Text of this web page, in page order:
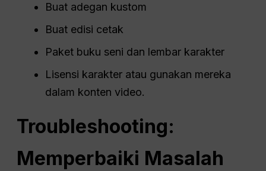
Buat adegan kustom
Buat edisi cetak
Paket buku seni dan lembar karakter
Lisensi karakter atau gunakan mereka
dalam konten video.
Troubleshooting:
Memperbaiki Masalah